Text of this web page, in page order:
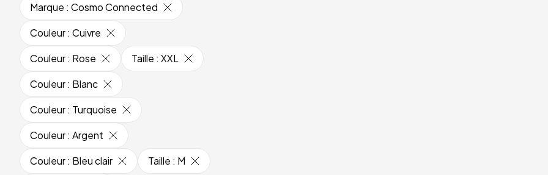
Marque : Cosmo Connected
Couleur: Cuivre
Couleur: Rose Taille : XXL
Couleur: Blanc
Couleur: Turquoise
Couleur: Argent
Couleur: Bleu clair Taille : M